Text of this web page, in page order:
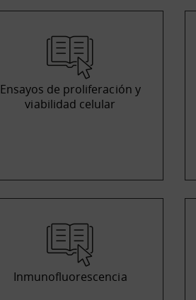
Ensayos de proliferación y
viabilidad celular
Inmunofluorescencia